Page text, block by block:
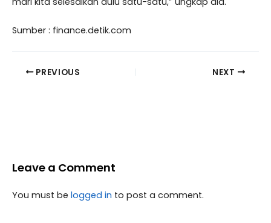
Sumber : finance.detik.com
PREVIOUS NEXT
Leave a Comment
You must be logged in to post a comment.